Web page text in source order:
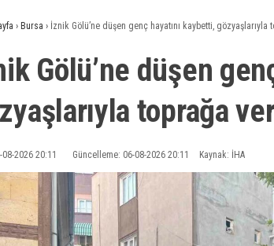
› Bursa › İznik Gölü’ne düşen genç hayatını kaybetti, gözyaşlarıyla
Gölü’ne düşen
toprağa
08-2026 20:11 Güncelleme: 06-08-2026 20:11 Kaynak: İHA